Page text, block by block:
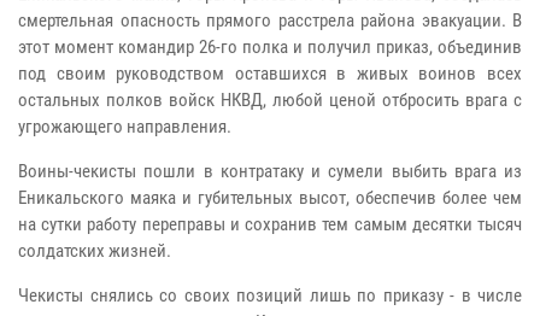
смертельная опасность прямого расстрела района эвакуации. В
этот момент командир 26-го полка и получил приказ, объединив
под своим руководством оставшихся в живых воинов всех
остальных полков войск НКВД, любой ценой отбросить врага с
угрожающего направления.
Воины-чекисты пошли в контратаку и сумели выбить врага из
Еникальского маяка и губительных высот, обеспечив более чем
на сутки работу переправы и сохранив тем самым десятки тысяч
солдатских жизней.
Чекисты снялись со своих позиций лишь по приказу - в числе